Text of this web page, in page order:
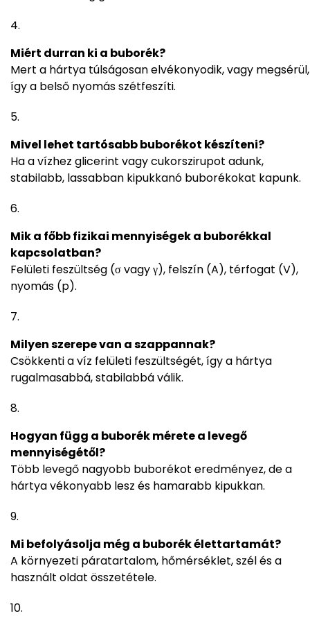
Miért durran ki a buborék?
Mert a hártya túlságosan elvékonyodik, vagy megsérül,
így a belső nyomás szétfeszíti.
Mivel lehet tartósabb buborékot készíteni?
Ha a vízhez glicerint vagy cukorszirupot adunk,
stabilabb, lassabban kipukkanó buborékokat kapunk.
Mik a főbb fizikai mennyiségek a buborékkal
kapcsolatban?
Felületi feszültség (σ vagy γ), felszín (A), térfogat (V),
nyomás (p).
Milyen szerepe van a szappannak?
Csökkenti a víz felületi feszültségét, így a hártya
rugalmasabbá, stabilabbá válik.
Hogyan függ a buborék mérete a levegő
mennyiségétől?
Több levegő nagyobb buborékot eredményez, de a
hártya vékonyabb lesz és hamarabb kipukkan.
Mi befolyásolja még a buborék élettartamát?
A környezeti páratartalom, hőmérséklet, szél és a
használt oldat összetétele.